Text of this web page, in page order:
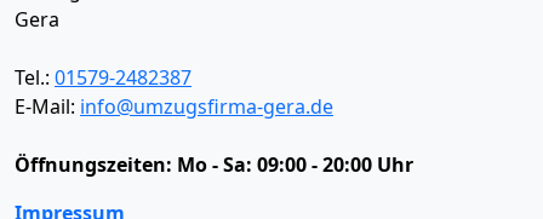
Gera
Tel.: 01579-2482387
E-Mail: info@umzugsfirma-gera.de
Öffnungszeiten: Mo - Sa: 09:00 - 20:00 Uhr
Impressum